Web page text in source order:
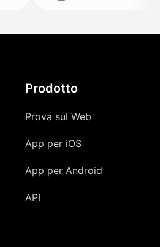
Prodotto
Prova sul Web
App per iOS
App per Android
API